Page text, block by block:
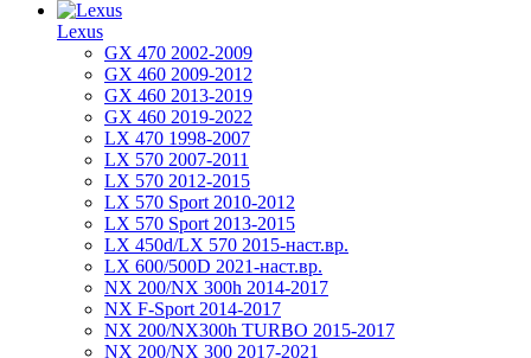
Lexus
GX 470 2002-2009
GX 460 2009-2012
GX 460 2013-2019
GX 460 2019-2022
LX 470 1998-2007
LX 570 2007-2011
LX 570 2012-2015
LX 570 Sport 2010-2012
LX 570 Sport 2013-2015
LX 450d/LX 570 2015-наст.вр.
LX 600/500D 2021-наст.вр.
NX 200/NX 300h 2014-2017
NX F-Sport 2014-2017
NX 200/NX300h TURBO 2015-2017
NX 200/NX 300 2017-2021